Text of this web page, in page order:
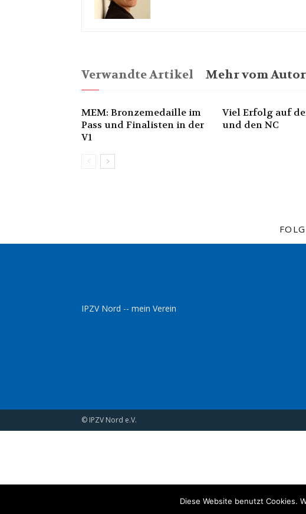
Verwandte Artikel Mehr vom Autor
MEM: Bronzemedaille im
Pass und Finalisten in der
V1
Viel Erfolg auf
und den NC
IPZV Nord -- mein Verein
© IPZV Nord e.V.
Diese Website benutzt Cookies.